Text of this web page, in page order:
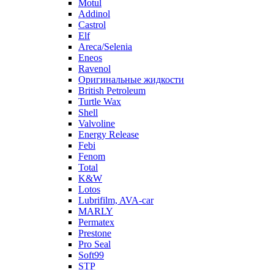
Motul
Addinol
Castrol
Elf
Areca/Selenia
Eneos
Ravenol
Оригинальные жидкости
British Petroleum
Turtle Wax
Shell
Valvoline
Energy Release
Febi
Fenom
Total
K&W
Lotos
Lubrifilm, AVA-car
MARLY
Permatex
Prestone
Pro Seal
Soft99
STP